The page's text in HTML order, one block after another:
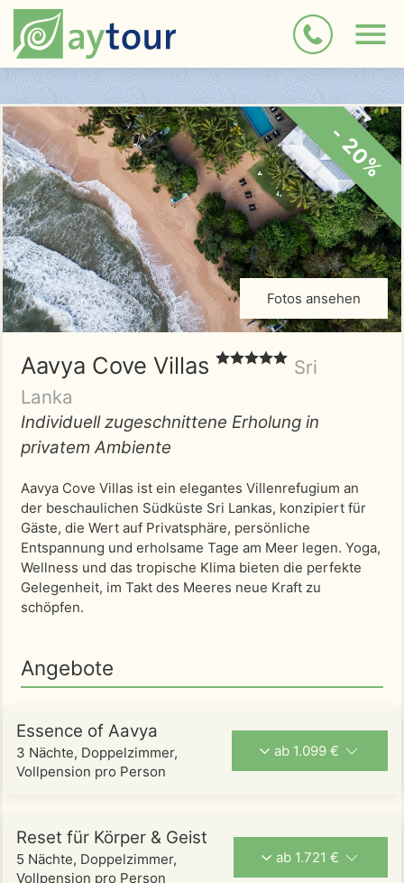
Fotos ansehen
- 20%
Aavya Cove Villas
Sri
Lanka
Individuell zugeschnittene Erholung in
privatem Ambiente
Aavya Cove Villas ist ein elegantes Villenrefugium an
der beschaulichen Südküste Sri Lankas, konzipiert für
Gäste, die Wert auf Privatsphäre, persönliche
Entspannung und erholsame Tage am Meer legen. Yoga,
Wellness und das tropische Klima bieten die perfekte
Gelegenheit, im Takt des Meeres neue Kraft zu
schöpfen.
Angebote
Essence of Aavya
3 Nächte, Doppelzimmer,
Vollpension pro Person
ab 1.099 €
Reset für Körper & Geist
5 Nächte, Doppelzimmer,
Vollpension pro Person
ab 1.721 €